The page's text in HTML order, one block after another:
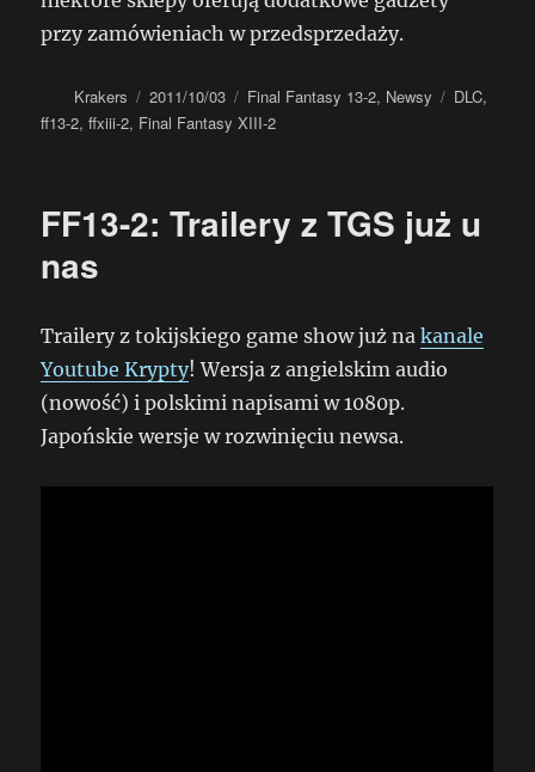
przy zamówieniach w przedsprzedaży.
Autor
Krakers
Data
publikacji
2011/10/03 Kategorie
Final Fantasy 13-2, Newsy Tagi
DLC,
ff13-2,ffxiii-2, Final Fantasy XIII-2
FF13-2: Trailery z TGS już u
nas
Trailery z tokijskiego game show już nakanale
Youtube Krypty! Wersja z angielskim audio
(nowość) i polskimi napisami w 1080p.
Japońskie wersje w rozwinięciu newsa.